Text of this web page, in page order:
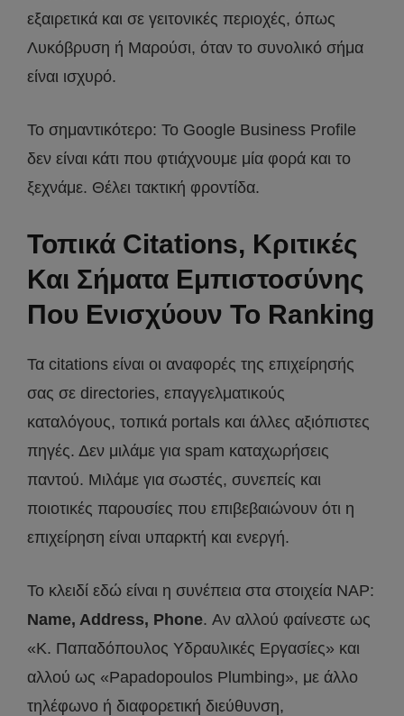
εξαιρετικά και σε γειτονικές περιοχές, όπως
Λυκόβρυση ή Μαρούσι, όταν το συνολικό σήμα
είναι ισχυρό.
Το σημαντικότερο: Το Google Business Profile
δεν είναι κάτι που φτιάχνουμε μία φορά και το
ξεχνάμε. Θέλει τακτική φροντίδα.
Τοπικά Citations, Κριτικές
Και Σήματα Εμπιστοσύνης
Που Ενισχύουν Το Ranking
Τα citations είναι οι αναφορές της επιχείρησής
σας σε directories, επαγγελματικούς
καταλόγους, τοπικά portals και άλλες αξιόπιστες
πηγές. Δεν μιλάμε για spam καταχωρήσεις
παντού. Μιλάμε για σωστές, συνεπείς και
ποιοτικές παρουσίες που επιβεβαιώνουν ότι η
επιχείρηση είναι υπαρκτή και ενεργή.
Το κλειδί εδώ είναι η συνέπεια στα στοιχεία NAP:
Name, Address, Phone. Αν αλλού φαίνεστε ως
«Κ. Παπαδόπουλος Υδραυλικές Εργασίες» και
αλλού ως «Papadopoulos Plumbing», με άλλο
τηλέφωνο ή διαφορετική διεύθυνση,